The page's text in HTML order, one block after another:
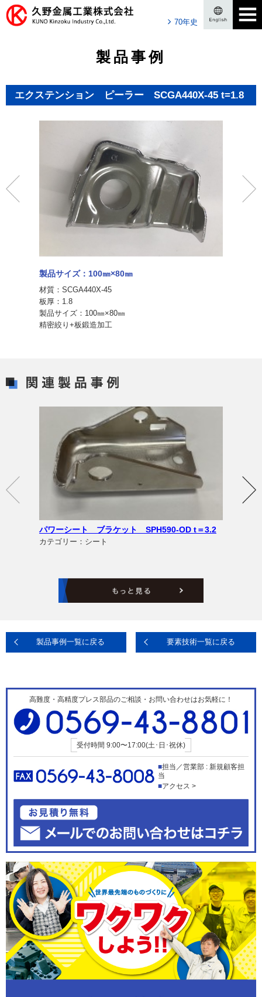
70年史
製品事例
エクステンション ピーラー SCGA440X-45 t=1.8
製品サイズ：100㎜×80㎜
材質：SCGA440X-45
板厚：1.8
製品サイズ：100㎜×80㎜
精密絞り+板鍛造加工
パワーシート ブラケット SPH590-OD t＝3.2
カテゴリー：シート
製品事例一覧に戻る 要素技術一覧に戻る
高難度・高精度プレス部品のご相談・お問い合わせはお気軽に！
受付時間 9:00〜17:00(土･日･祝休)
担当／営業部 : 新規顧客担
当
アクセス >